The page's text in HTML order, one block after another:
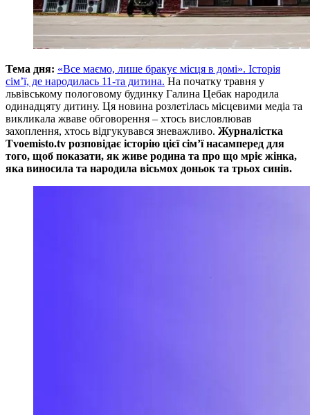
Тема дня: «Все маємо, лише бракує місця в домі». Історія
сім’ї, де народилась 11-та дитина. На початку травня у
львівському пологовому будинку Галина Цебак народила
одинадцяту дитину. Ця новина розлетілась місцевими медіа та
викликала жваве обговорення – хтось висловлював
захоплення, хтось відгукувався зневажливо. Журналістка
Тvoemisto.tv розповідає історію цієї сім’ї насамперед для
того, щоб показати, як живе родина та про що мріє жінка,
яка виносила та народила вісьмох доньок та трьох синів.